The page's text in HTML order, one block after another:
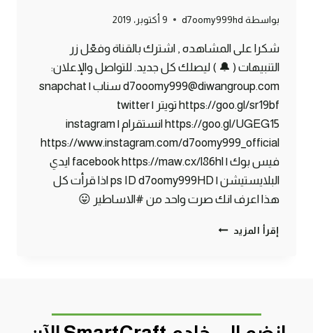
بواسطة d7oomy999hd 9 أكتوبر، 2019
شكرا على المشاهده , اشترك بالقناة وفعّل زر
التنبيهات ( 🔔 ) ليصلك كل جديد. للتواصل والإعلان:
d7ooomy999@diwangroup.com سناب | snapchat
https://goo.gl/sr19bf تويتر | twitter
https://goo.gl/UGEG15 انستقرام | instagram
https://www.instagram.com/d7oomy999_official
فيس بوك | facebook https://maw.cx/l86hl ايدي
البلايستيشن | ps ID d7oomy999HD اذا قرأت كل
هذا اعرف انك صرت واحد من #الاساطير 😛
إقرأ المزيد ماين
تصدقون